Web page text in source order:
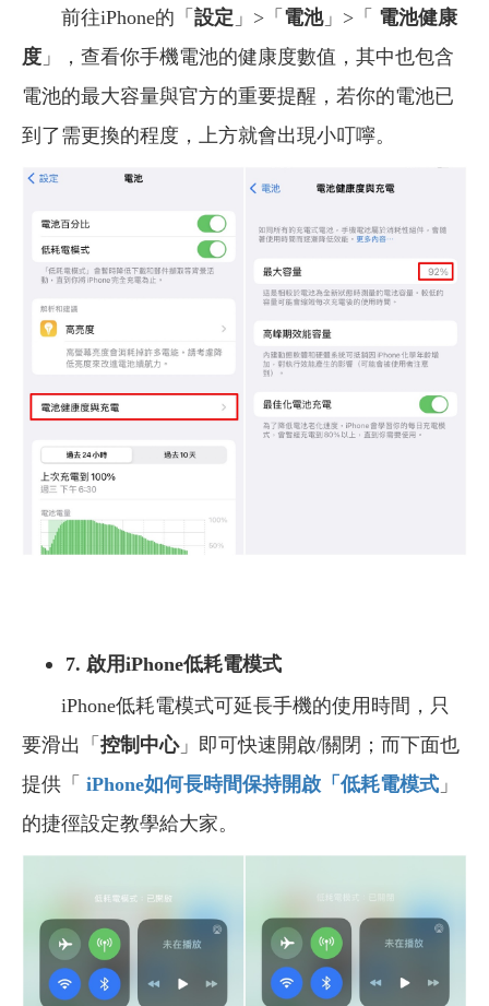
前往iPhone的「 設定 」>「 電池」>「 電池健康
度 」，查看你手機電池的健康度數值，其中也包含
電池的最大容量與官方的重要提醒，若你的電池已
到了需更換的程度，上方就會出現小叮嚀。
7. 啟用iPhone低耗電模式
iPhone低耗電模式可延長手機的使用時間，只
要滑出「 控制中心」即可快速開啟/關閉；而下面也
提供「 iPhone如何長時間保持開啟「低耗電模式 」
的捷徑設定教學給大家。